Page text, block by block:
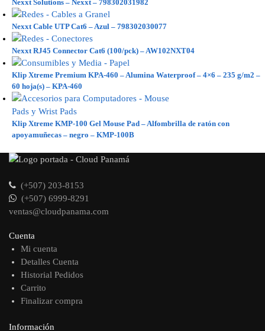
Nexxt Solutions – Nexxt – 798302031982
Nexxt Cable UTP Cat6 – Azul – 798302030077
Nexxt RJ45 Connector Cat6 (100/pck) – AW102NXT04
Klip Xtreme Premium KPA-460 – Alumina Waterproof – 4×6 – 235 g/m2 –
60 hoja(s) – KPA-460
Klip Xtreme KMP-100 Gel Mouse Pad – Alfombrilla de ratón con
apoyamuñecas – negro – KMP-100B
(+507) 203-8153
(+507) 6999-8291
ventas@cloudpanama.com
Cuenta
Mi cuenta
Detalles Cuenta
Historial Pedidos
Carrito
Finalizar compra
Información